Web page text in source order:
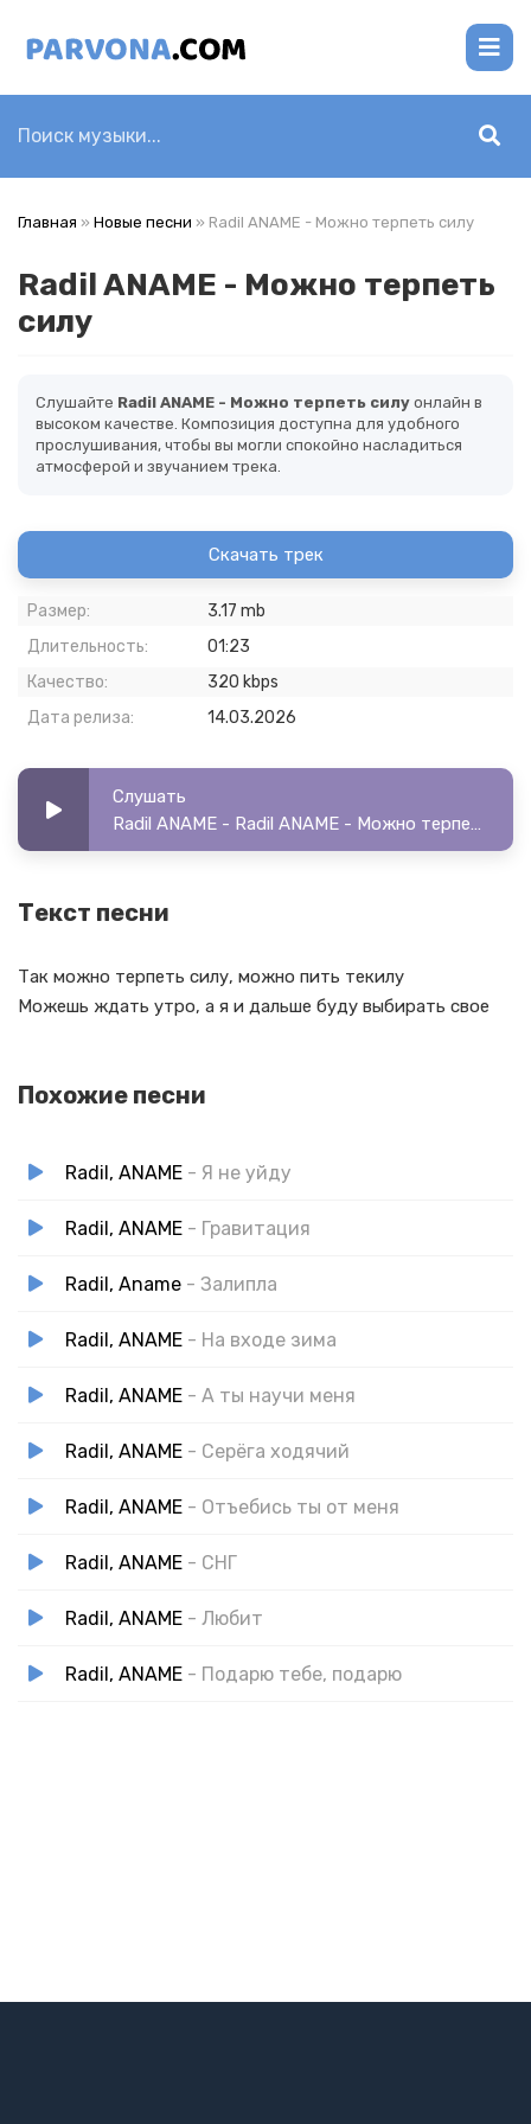
Главная » Новые песни » Radil ANAME - Можно терпеть силу
Radil ANAME - Можно терпеть
силу
Слушайте Radil ANAME - Можно терпеть силу онлайн в
высоком качестве. Композиция доступна для удобного
прослушивания, чтобы вы могли спокойно насладиться
атмосферой и звучанием трека.
Скачать трек
Размер:
3.17 mb
Длительность:
01:23
Качество:
320 kbps
Дата релиза:
14.03.2026
Слушать
Radil ANAME - Radil ANAME - Можно терпеть силу
Текст песни
Так можно терпеть силу, можно пить текилу
Можешь ждать утро, а я и дальше буду выбирать свое
Похожие песни
Radil, ANAME - Я не уйду
Radil, ANAME - Гравитация
Radil, Aname - Залипла
Radil, ANAME - На входе зима
Radil, ANAME - А ты научи меня
Radil, ANAME - Серёга ходячий
Radil, ANAME - Отъебись ты от меня
Radil, ANAME - СНГ
Radil, ANAME - Любит
Radil, ANAME - Подарю тебе, подарю